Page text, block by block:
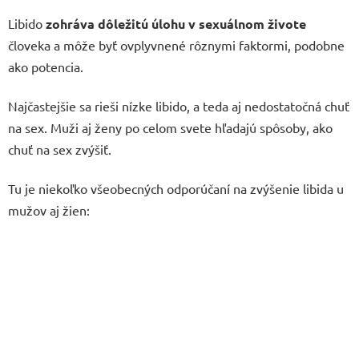
Libido zohráva dôležitú úlohu v sexuálnom živote
človeka a môže byť ovplyvnené rôznymi faktormi, podobne
ako potencia.
Najčastejšie sa rieši nízke libido, a teda aj nedostatočná chuť
na sex. Muži aj ženy po celom svete hľadajú spôsoby, ako
chuť na sex zvýšiť.
Tu je niekoľko všeobecných odporúčaní na zvýšenie libida u
mužov aj žien: